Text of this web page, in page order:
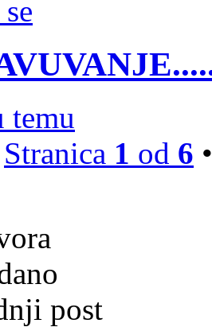
temu
Stranica 1 od 6
post